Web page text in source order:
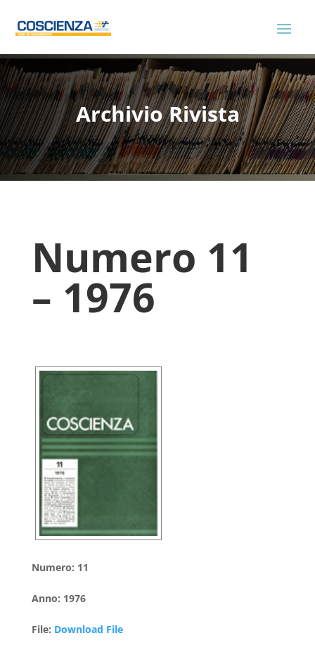
Archivio Rivista
Numero 11
– 1976
Numero: 11
Anno: 1976
File: Download File